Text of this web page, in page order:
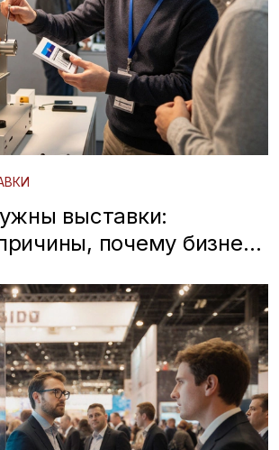
выставки:
почему бизнес